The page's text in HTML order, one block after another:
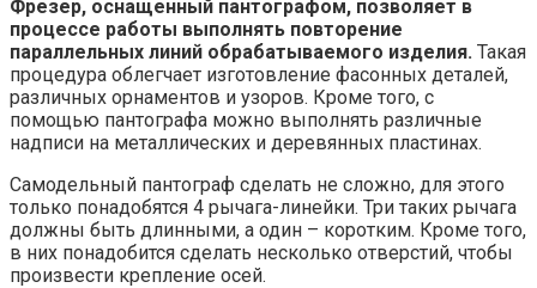
Фрезер, оснащенный пантографом, позволяет в
процессе работы выполнять повторение
параллельных линий обрабатываемого изделия. Такая
процедура облегчает изготовление фасонных деталей,
различных орнаментов и узоров. Кроме того, с
помощью пантографа можно выполнять различные
надписи на металлических и деревянных пластинах.
Самодельный пантограф сделать не сложно, для этого
только понадобятся 4 рычага-линейки. Три таких рычага
должны быть длинными, а один – коротким. Кроме того,
в них понадобится сделать несколько отверстий, чтобы
произвести крепление осей.